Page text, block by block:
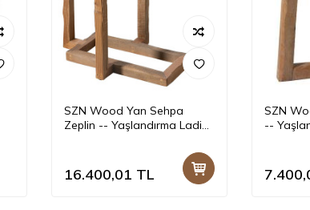
SZN Wood Yan Sehpa
Zeplin -- Yaşlandırma Ladin
16.400,01 TL
SZN
--